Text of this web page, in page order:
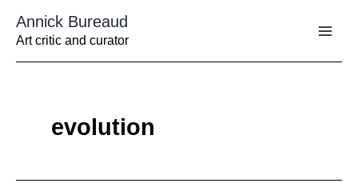
contenu
Annick Bureaud
Art critic and curator
evolution